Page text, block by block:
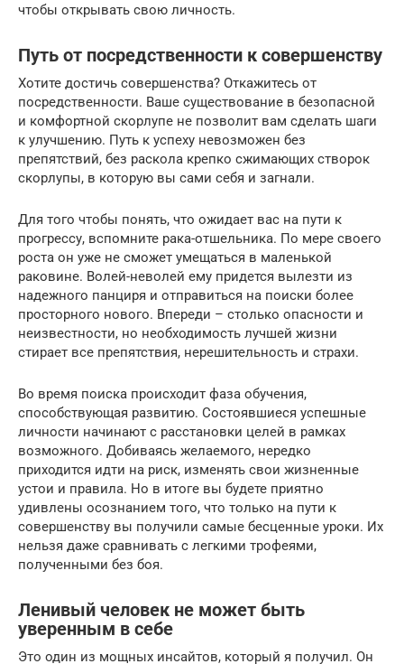
чтобы открывать свою личность.
Путь от посредственности к совершенству
Хотите достичь совершенства? Откажитесь от
посредственности. Ваше существование в безопасной
и комфортной скорлупе не позволит вам сделать шаги
к улучшению. Путь к успеху невозможен без
препятствий, без раскола крепко сжимающих створок
скорлупы, в которую вы сами себя и загнали.
Для того чтобы понять, что ожидает вас на пути к
прогрессу, вспомните рака-отшельника. По мере своего
роста он уже не сможет умещаться в маленькой
раковине. Волей-неволей ему придется вылезти из
надежного панциря и отправиться на поиски более
просторного нового. Впереди – столько опасности и
неизвестности, но необходимость лучшей жизни
стирает все препятствия, нерешительность и страхи.
Во время поиска происходит фаза обучения,
способствующая развитию. Состоявшиеся успешные
личности начинают с расстановки целей в рамках
возможного. Добиваясь желаемого, нередко
приходится идти на риск, изменять свои жизненные
устои и правила. Но в итоге вы будете приятно
удивлены осознанием того, что только на пути к
совершенству вы получили самые бесценные уроки. Их
нельзя даже сравнивать с легкими трофеями,
полученными без боя.
Ленивый человек не может быть
уверенным в себе
Это один из мощных инсайтов, который я получил. Он